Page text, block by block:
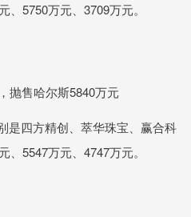
5750万元、3709万元。
抛售哈尔斯5840万元
是四方精创、萃华珠宝、赢合科
5547万元、4747万元。